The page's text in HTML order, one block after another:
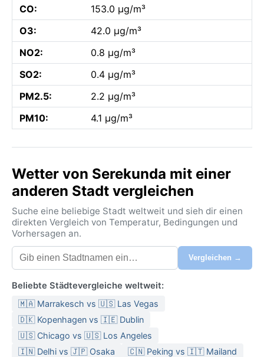
CO:
153.0 µg/m³
O3:
42.0 µg/m³
NO2:
0.8 µg/m³
SO2:
0.4 µg/m³
PM2.5:
2.2 µg/m³
PM10:
4.1 µg/m³
Wetter von Serekunda mit einer
anderen Stadt vergleichen
Suche eine beliebige Stadt weltweit und sieh dir einen
direkten Vergleich von Temperatur, Bedingungen und
Vorhersagen an.
Vergleichen →
Beliebte Städtevergleiche weltweit:
🇲🇦 Marrakesch vs 🇺🇸 Las Vegas
🇩🇰 Kopenhagen vs 🇮🇪 Dublin
🇺🇸 Chicago vs 🇺🇸 Los Angeles
🇮🇳 Delhi vs 🇯🇵 Osaka
🇨🇳 Peking vs 🇮🇹 Mailand